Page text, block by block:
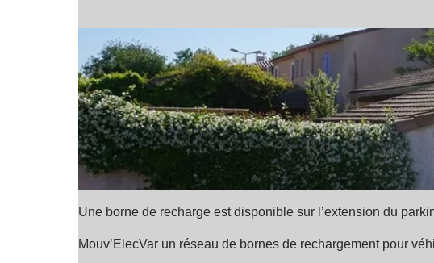
Une borne de recharge est disponible sur l’extension du
Mouv’ElecVar un réseau de bornes de rechargement pour